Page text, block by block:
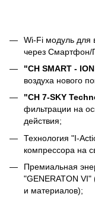
Wi-Fi модуль для
через Смартфон/
"CH SMART -
воздуха нового
"CH 7-SKY
фильтрации на
действия;
Технология "I-
компрессора на
Премиальная
"GENERATON VI"
и материалов);